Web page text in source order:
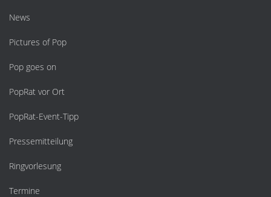
News
Pictures of Pop
Pop goes on
PopRat vor Ort
PopRat-Event-Tipp
Pressemitteilung
Ringvorlesung
Termine